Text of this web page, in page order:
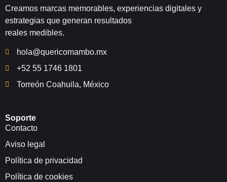
Creamos marcas memorables, experiencias digitales y
estrategias que generan resultados
reales medibles.
hola@quericomambo.mx
+52 55 1746 1801
Torreón Coahuila, México
Soporte
Contacto
Aviso legal
Política de privacidad
Política de cookies